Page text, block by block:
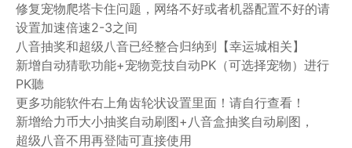
修复宠物爬塔卡住问题，网络不好或者机器配置不好的请
设置加速倍速2-3之间
八音抽奖和超级八音已经整合归纳到【幸运城相关】
新增自动猜歌功能+宠物竞技自动PK（可选择宠物）进行
PK聽
更多功能软件右上角齿轮状设置里面！请自行查看！
新增给力币大小抽奖自动刷图+八音盒抽奖自动刷图，
超级八音不用再登陆可直接使用